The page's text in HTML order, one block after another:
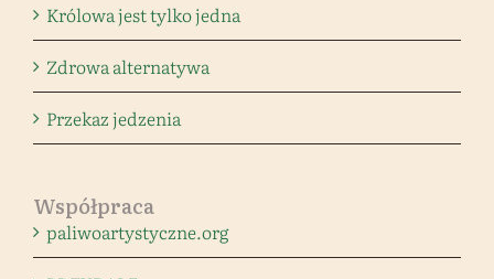
Królowa jest tylko jedna
Zdrowa alternatywa
Przekaz jedzenia
Współpraca
paliwoartystyczne.org